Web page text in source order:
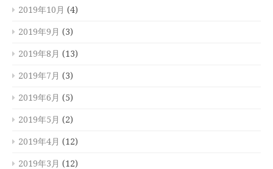
2019年10月 (4)
2019年9月 (3)
2019年8月 (13)
2019年7月 (3)
2019年6月 (5)
2019年5月 (2)
2019年4月 (12)
2019年3月 (12)